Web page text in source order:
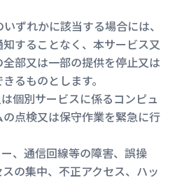
ずれかに該当する場合には、
することなく、本サービス又
部又は一部の提供を停止又は
るものとします。
個別サービスに係るコンピュ
点検又は保守作業を緊急に行
、通信回線等の障害、誤操
の集中、不正アクセス、ハッ